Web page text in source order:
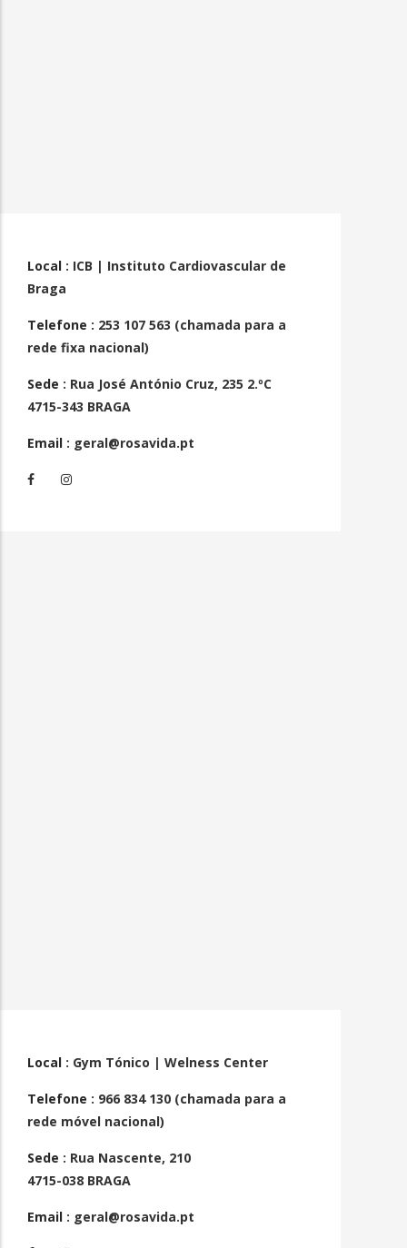
Local : ICB | Instituto Cardiovascular de
Braga
Telefone : 253 107 563 (chamada para a
rede fixa nacional)
Sede : Rua José António Cruz, 235 2.ºC
4715-343 BRAGA
Email : geral@rosavida.pt
Local : Gym Tónico | Welness Center
Telefone : 966 834 130 (chamada para a
rede móvel nacional)
Sede : Rua Nascente, 210
4715-038 BRAGA
Email : geral@rosavida.pt